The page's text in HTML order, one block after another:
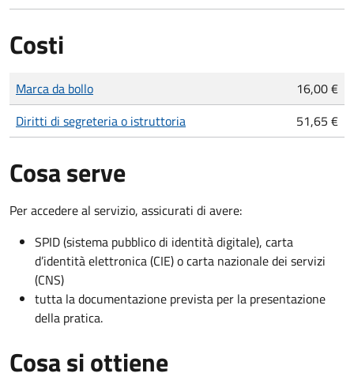
Costi
Tipo di pagamento
Importo
Marca da bollo
16,00 €
Diritti di segreteria o istruttoria
51,65 €
Cosa serve
Per accedere al servizio, assicurati di avere:
SPID (sistema pubblico di identità digitale), carta
d’identità elettronica (CIE) o carta nazionale dei servizi
(CNS)
tutta la documentazione prevista per la presentazione
della pratica.
Cosa si ottiene